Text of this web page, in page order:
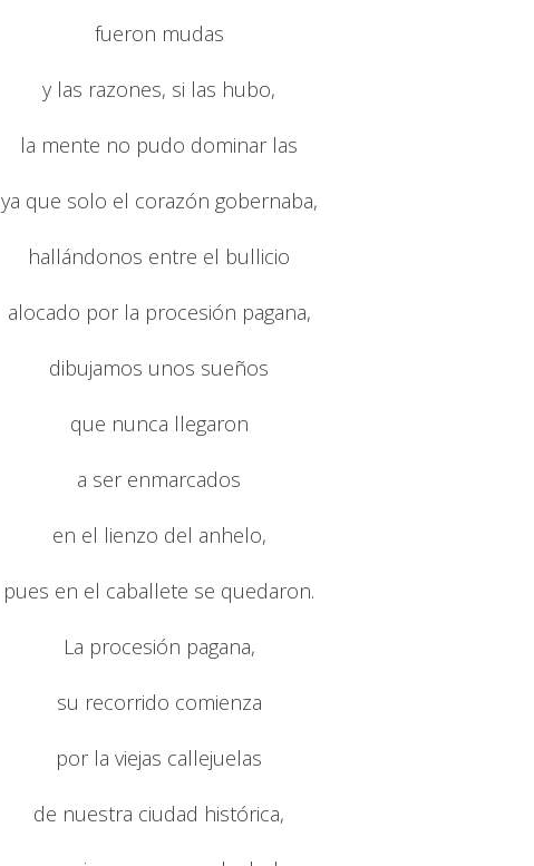
fueron mudas
y las razones, si las hubo,
la mente no pudo dominar las
ya que solo el corazón gobernaba,
hallándonos entre el bullicio
alocado por la procesión pagana,
dibujamos unos sueños
que nunca llegaron
a ser enmarcados
en el lienzo del anhelo,
pues en el caballete se quedaron.
La procesión pagana,
su recorrido comienza
por la viejas callejuelas
de nuestra ciudad histórica,